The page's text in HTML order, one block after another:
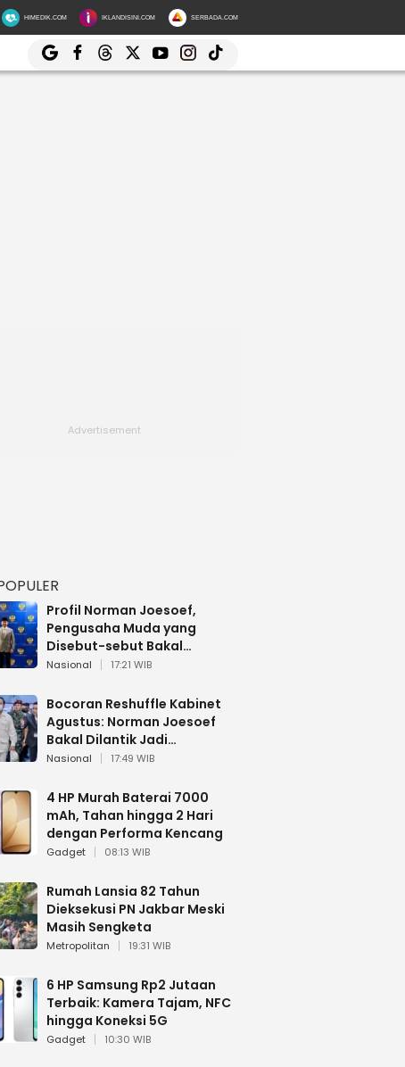
HIMEDIK.COM IKLANDISINI.COM SERBADA.COM
Profil Norman Joesoef,
Pengusaha Muda yang
Disebut-sebut Bakal
Dilantik Jadi Wamenhan RI
Nasional 17:21 WIB
Bocoran Reshuffle Kabinet
Agustus: Norman Joesoef
Bakal Dilantik Jadi
Wamenhan RI
Nasional 17:49 WIB
4 HP Murah Baterai 7000
mAh, Tahan hingga 2 Hari
dengan Performa Kencang
Gadget 08:13 WIB
Rumah Lansia 82 Tahun
Dieksekusi PN Jakbar Meski
Masih Sengketa
Metropolitan 19:31 WIB
6 HP Samsung Rp2 Jutaan
Terbaik: Kamera Tajam, NFC
hingga Koneksi 5G
Gadget 10:30 WIB